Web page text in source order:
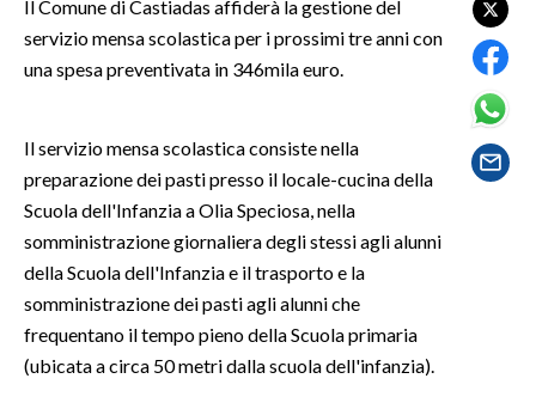
CULTURA
GOSSIP
SALUTE
SARDEGNA TURISMO
SARDI NEL MONDO
NOTIZIE
Il Comune di Castiadas affiderà la gestione del
servizio mensa scolastica per i prossimi tre anni con
una spesa preventivata in 346mila euro.
Il servizio mensa scolastica consiste nella
preparazione dei pasti presso il locale-cucina della
Scuola dell'Infanzia a Olia Speciosa, nella
somministrazione giornaliera degli stessi agli alunni
della Scuola dell'Infanzia e il trasporto e la
somministrazione dei pasti agli alunni che
frequentano il tempo pieno della Scuola primaria
(ubicata a circa 50 metri dalla scuola dell'infanzia).